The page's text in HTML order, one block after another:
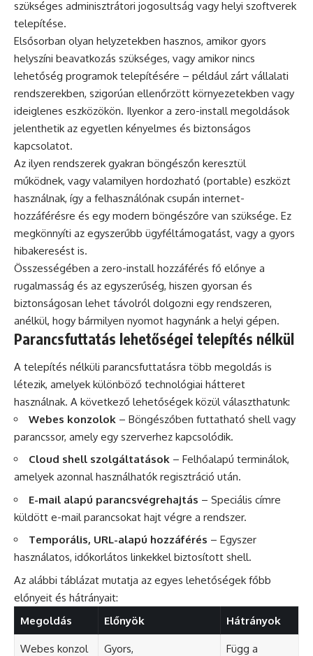
szükséges adminisztrátori jogosultság vagy helyi szoftverek
telepítése.
Elsősorban olyan helyzetekben hasznos, amikor gyors
helyszíni beavatkozás szükséges, vagy amikor nincs
lehetőség programok telepítésére – például zárt vállalati
rendszerekben, szigorúan ellenőrzött környezetekben vagy
ideiglenes eszközökön. Ilyenkor a zero-install megoldások
jelenthetik az egyetlen kényelmes és biztonságos
kapcsolatot.
Az ilyen rendszerek gyakran böngészőn keresztül
működnek, vagy valamilyen hordozható (portable) eszközt
használnak, így a felhasználónak csupán internet-
hozzáférésre és egy modern böngészőre van szüksége. Ez
megkönnyíti az egyszerűbb ügyféltámogatást, vagy a gyors
hibakeresést is.
Összességében a zero-install hozzáférés fő előnye a
rugalmasság és az egyszerűség, hiszen gyorsan és
biztonságosan lehet távolról dolgozni egy rendszeren,
anélkül, hogy bármilyen nyomot hagynánk a helyi gépen.
Parancsfuttatás lehetőségei telepítés nélkül
A telepítés nélküli parancsfuttatásra több megoldás is
létezik, amelyek különböző technológiai hátteret
használnak. A következő lehetőségek közül választhatunk:
Webes konzolok – Böngészőben futtatható shell vagy
parancssor, amely egy szerverhez kapcsolódik.
Cloud shell szolgáltatások – Felhőalapú terminálok,
amelyek azonnal használhatók regisztráció után.
E-mail alapú parancsvégrehajtás – Speciális címre
küldött e-mail parancsokat hajt végre a rendszer.
Temporális, URL-alapú hozzáférés – Egyszer
használatos, időkorlátos linkekkel biztosított shell.
Az alábbi táblázat mutatja az egyes lehetőségek főbb
előnyeit és hátrányait:
Megoldás
Előnyök Hátrányok
Webes konzol
Gyors,
Függ a